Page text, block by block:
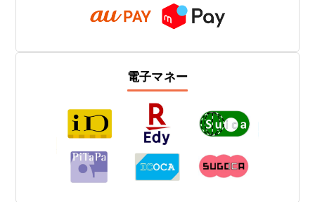
電子マネー